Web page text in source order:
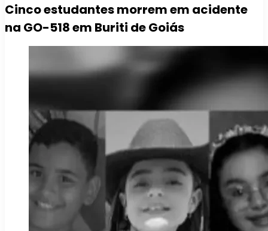
Cinco estudantes morrem em acidente
na GO-518 em Buriti de Goiás